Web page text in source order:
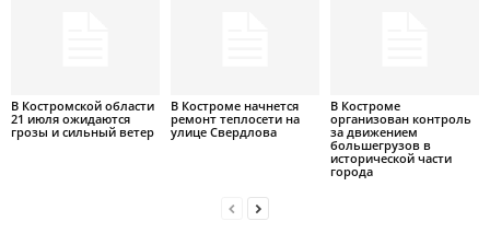
В Костромской области
21 июля ожидаются
грозы и сильный ветер
В Костроме начнется
ремонт теплосети на
улице Свердлова
В Костроме
организован контроль
за движением
большегрузов в
исторической части
города